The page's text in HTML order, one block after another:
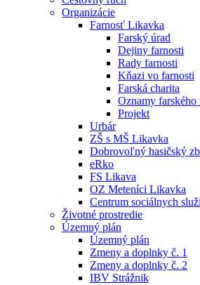
Organizácie
Farnosť Likavka
Farský úrad
Dejiny farnosti
Rady farnosti
Kňazi vo farnosti
Farská charita
Oznamy
Projekt
Urbár
ZŠ s MŠ Likavka
Dobrovoľný hasičský
eRko
FS Likava
OZ Meteníci Likavka
Centrum sociálnych
Životné prostredie
Územný plán
Územný plán
Zmeny a doplnky č. 1
Zmeny a doplnky č. 2
IBV Strážnik